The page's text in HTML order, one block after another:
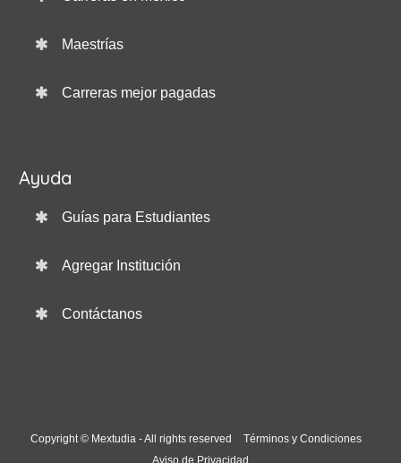
Maestrías
Carreras mejor pagadas
Ayuda
Guías para Estudiantes
Agregar Institución
Contáctanos
Copyright © Mextudia - All rights reserved
Términos y Condiciones
Aviso de Privacidad